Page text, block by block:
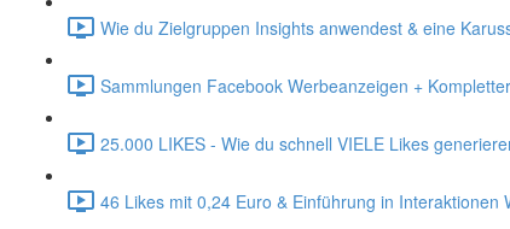
Wie du Zielgruppen Insights anwendest & eine
Sammlungen Facebook Werbeanzeigen +
25.000 LIKES - Wie du schnell VIELE Likes
46 Likes mit 0,24 Euro & Einführung in Interaktionen